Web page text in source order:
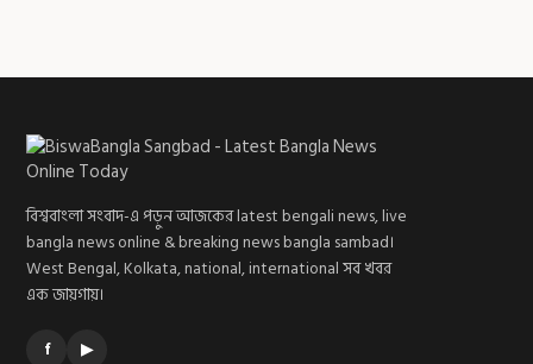
বিশ্ববাংলা সংবাদ-এ পড়ুন আজকের latest bengali news, live
bangla news online & breaking news bangla sambad।
West Bengal, Kolkata, national, international সব খবর
এক জায়গায়।
f ▶